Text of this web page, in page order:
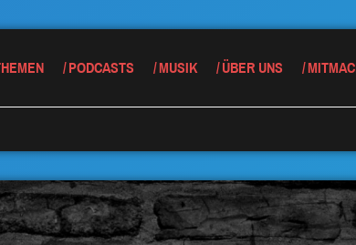
PODCASTS MUSIK ÜBER UNS